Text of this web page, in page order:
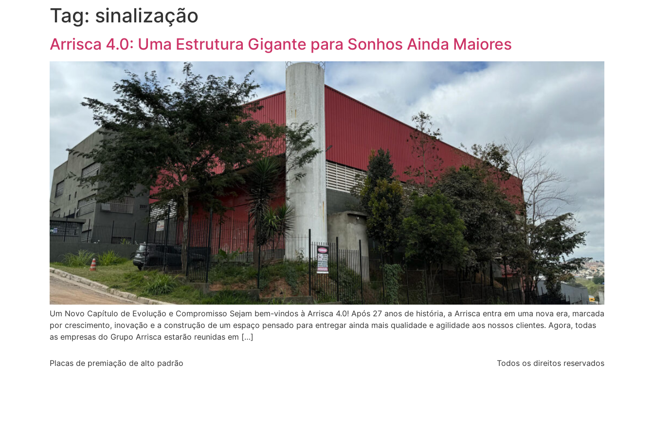
Tag: sinalização
Arrisca 4.0: Uma Estrutura Gigante para Sonhos Ainda Maiores
Um Novo Capítulo de Evolução e Compromisso Sejam bem-vindos à Arrisca 4.0! Após 27 anos de história, a Arrisca entra em uma nova era, marcada
por crescimento, inovação e a construção de um espaço pensado para entregar ainda mais qualidade e agilidade aos nossos clientes. Agora, todas
as empresas do Grupo Arrisca estarão reunidas em […]
Placas de premiação de alto padrão Todos os direitos reservados